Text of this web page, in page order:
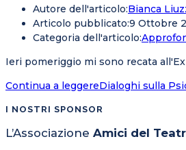
Autore dell'articolo:Bianca
Articolo pubblicato:9 Ottobre
Categoria dell'articolo:
Ieri pomeriggio mi sono recata
Continua a leggereDialoghi sulla
I NOSTRI SPONSOR
L’Associazione Amici del